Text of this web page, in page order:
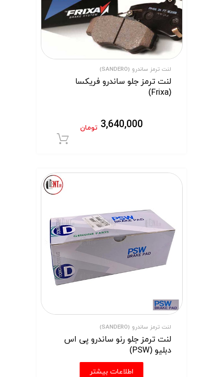
لنت ترمز ساندرو (SANDERO)
لنت ترمز جلو ساندرو فریکسا
(Frixa)
3,640,000 تومان
لنت ترمز ساندرو (SANDERO)
لنت ترمز جلو رنو ساندرو پی اس
دبلیو (PSW)
اطلاعات بیشتر